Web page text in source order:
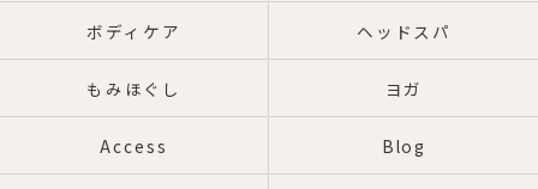
ボディケア ヘッドスパ
もみほぐし ヨガ
Access Blog